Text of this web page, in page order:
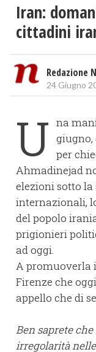
Iran:
cittadini
Redazione
24 Giugno
U na
giugno,
per
Ahmadinejad
elezioni sotto
internazionali,
del popolo
prigionieri
ad oggi.
A promuoverla
Firenze che
appello che di
Ben saprete
irregolarità